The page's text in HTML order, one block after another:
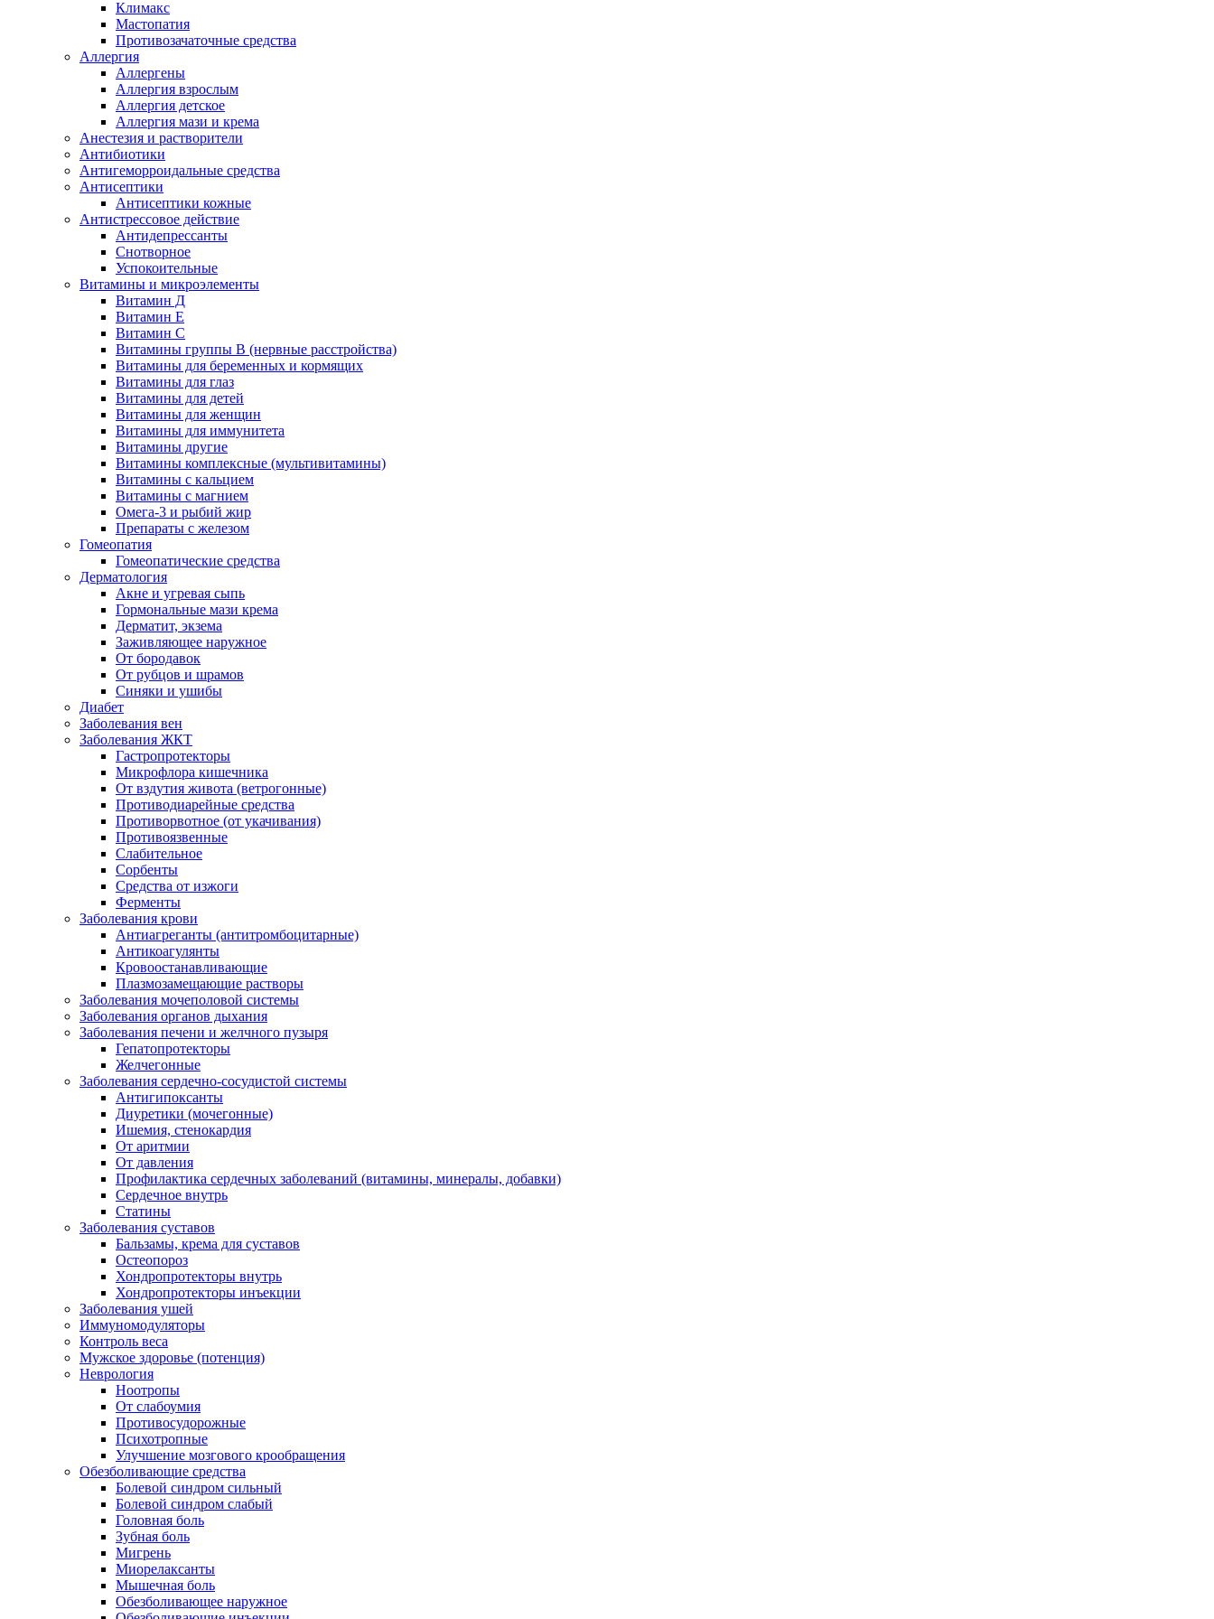
Климакс
Мастопатия
Противозачаточные средства
Аллергия
Аллергены
Аллергия взрослым
Аллергия детское
Аллергия мази и крема
Анестезия и растворители
Антибиотики
Антигеморроидальные средства
Антисептики
Антисептики кожные
Антистрессовое действие
Антидепрессанты
Снотворное
Успокоительные
Витамины и микроэлементы
Витамин Д
Витамин Е
Витамин С
Витамины группы В (нервные расстройства)
Витамины для беременных и кормящих
Витамины для глаз
Витамины для детей
Витамины для женщин
Витамины для иммунитета
Витамины другие
Витамины комплексные (мультивитамины)
Витамины с кальцием
Витамины с магнием
Омега-3 и рыбий жир
Препараты с железом
Гомеопатия
Гомеопатические средства
Дерматология
Акне и угревая сыпь
Гормональные мази крема
Дерматит, экзема
Заживляющее наружное
От бородавок
От рубцов и шрамов
Синяки и ушибы
Диабет
Заболевания вен
Заболевания ЖКТ
Гастропротекторы
Микрофлора кишечника
От вздутия живота (ветрогонные)
Противодиарейные средства
Противорвотное (от укачивания)
Противоязвенные
Слабительное
Сорбенты
Средства от изжоги
Ферменты
Заболевания крови
Антиагреганты (антитромбоцитарные)
Антикоагулянты
Кровоостанавливающие
Плазмозамещающие растворы
Заболевания мочеполовой системы
Заболевания органов дыхания
Заболевания печени и желчного пузыря
Гепатопротекторы
Желчегонные
Заболевания сердечно-сосудистой системы
Антигипоксанты
Диуретики (мочегонные)
Ишемия, стенокардия
От аритмии
От давления
Профилактика сердечных заболеваний (витамины, минералы, добавки)
Сердечное внутрь
Статины
Заболевания суставов
Бальзамы, крема для суставов
Остеопороз
Хондропротекторы внутрь
Хондропротекторы инъекции
Заболевания ушей
Иммуномодуляторы
Контроль веса
Мужское здоровье (потенция)
Неврология
Ноотропы
От слабоумия
Противосудорожные
Психотропные
Улучшение мозгового крообращения
Обезболивающие средства
Болевой синдром сильный
Болевой синдром слабый
Головная боль
Зубная боль
Мигрень
Миорелаксанты
Мышечная боль
Обезболивающее наружное